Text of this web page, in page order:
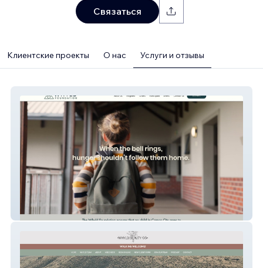
Связаться
Клиентские проекты О нас Услуги и отзывы
Whyld Foundation